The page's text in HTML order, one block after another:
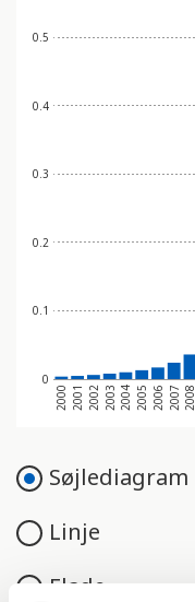
0
0.1
0.2
0.3
0.4
0.5
2000 2001 2002 2003 2004 2005 2006 2007 2008
Søjlediagram
Linje
Flade